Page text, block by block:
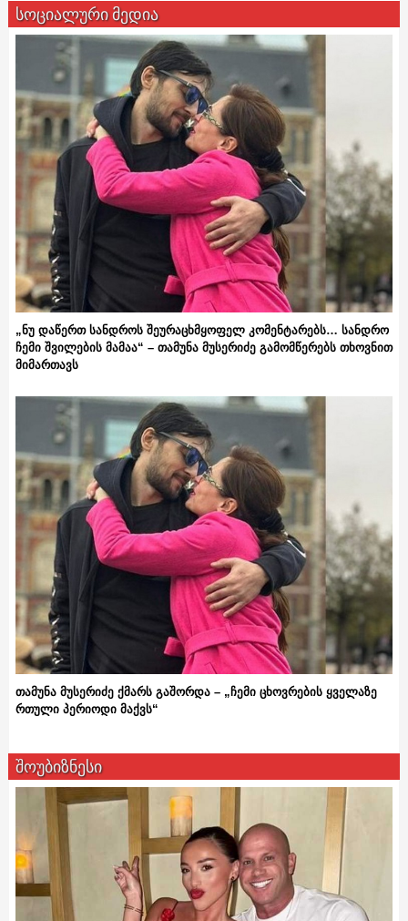
სოციალური მედია
„ნუ დაწერთ სანდროს შეურაცხმყოფელ კომენტარებს… სანდრო
ჩემი შვილების მამაა“ – თამუნა მუსერიძე გამომწერებს თხოვნით
მიმართავს
თამუნა მუსერიძე ქმარს გაშორდა – „ჩემი ცხოვრების ყველაზე
რთული პერიოდი მაქვს“
შოუბიზნესი